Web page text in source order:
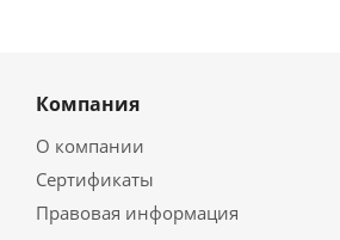
Компания
О компании
Сертификаты
Правовая информация